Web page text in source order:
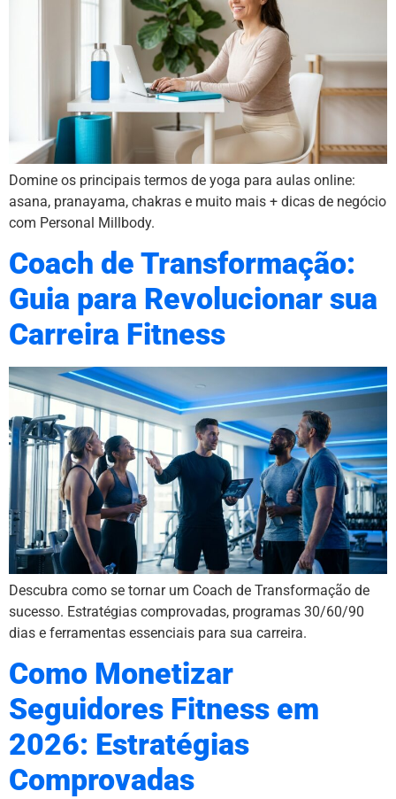
Domine os principais termos de yoga para aulas online:
asana, pranayama, chakras e muito mais + dicas de negócio
com Personal Millbody.
Coach de Transformação:
Guia para Revolucionar sua
Carreira Fitness
Descubra como se tornar um Coach de Transformação de
sucesso. Estratégias comprovadas, programas 30/60/90
dias e ferramentas essenciais para sua carreira.
Como Monetizar
Seguidores Fitness em
2026: Estratégias
Comprovadas